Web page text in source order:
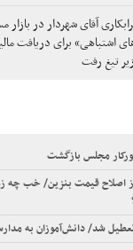
آقای شهردار در
اشتباهی» برای دریافت
تیغ رفت
مجلس بازگشت
اصلاح قیمت بنزین/ خب چه
شد/ دانش‌آموزان به